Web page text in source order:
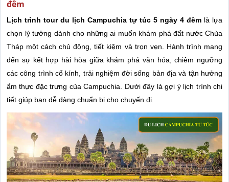
đêm
Lịch trình tour du lịch Campuchia tự túc 5 ngày 4 đêm là lựa
chọn lý tưởng dành cho những ai muốn khám phá đất nước Chùa
Tháp một cách chủ động, tiết kiệm và trọn vẹn. Hành trình mang
đến sự kết hợp hài hòa giữa khám phá văn hóa, chiêm ngưỡng
các công trình cổ kính, trải nghiệm đời sống bản địa và tận hưởng
ẩm thực đặc trưng của Campuchia. Dưới đây là gợi ý lịch trình chi
tiết giúp bạn dễ dàng chuẩn bị cho chuyến đi.